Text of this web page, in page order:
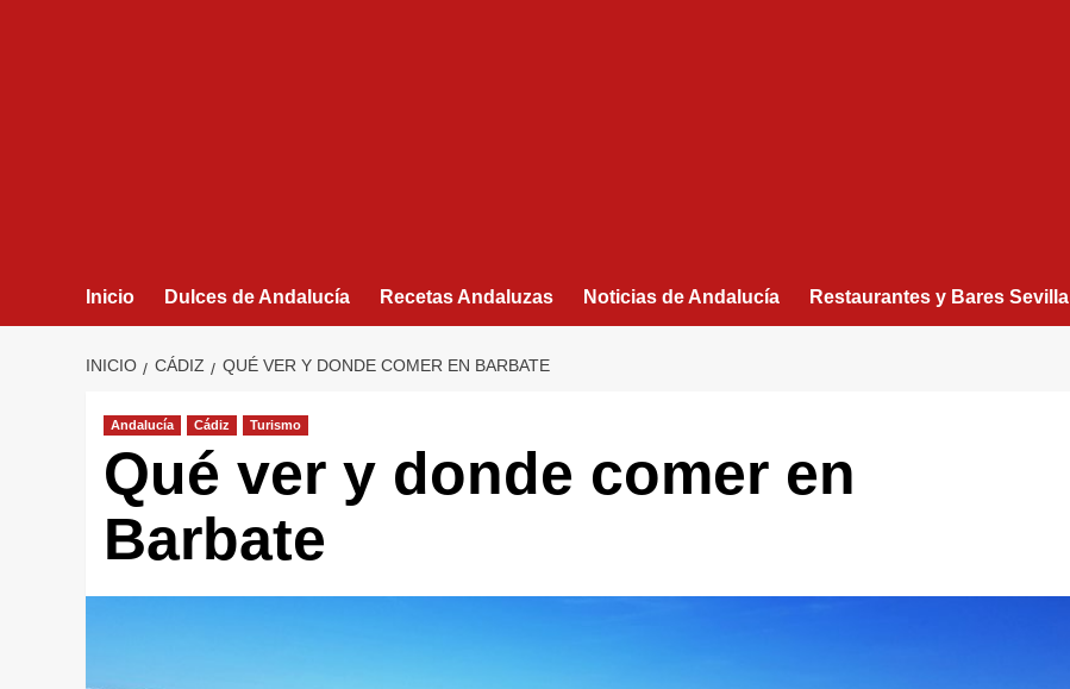
Inicio Dulces de Andalucía Recetas Andaluzas Noticias de Andalucía Restaurantes y Bares Sevilla
INICIO CÁDIZ QUÉ VER Y DONDE COMER EN BARBATE
Andalucía Cádiz Turismo
Qué ver y donde comer en
Barbate